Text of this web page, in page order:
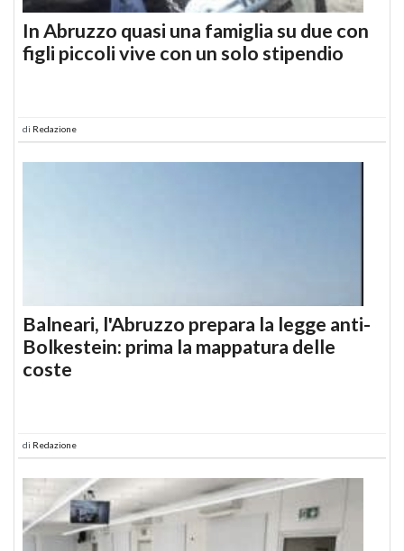
In Abruzzo quasi una famiglia su due con
figli piccoli vive con un solo stipendio
di Redazione
Balneari, l'Abruzzo prepara la legge anti-
Bolkestein: prima la mappatura delle
coste
di Redazione